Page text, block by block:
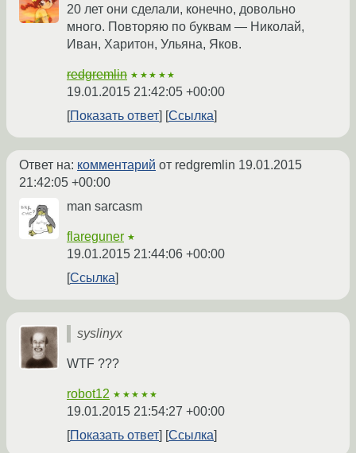
20 лет они сделали, конечно, довольно
много. Повторяю по буквам — Николай,
Иван, Харитон, Ульяна, Яков.
redgremlin ★★★★★
19.01.2015 21:42:05 +00:00
Показать ответ
Ссылка
Ответ на: комментарий от redgremlin 19.01.2015
21:42:05 +00:00
man sarcasm
flareguner ★
19.01.2015 21:44:06 +00:00
Ссылка
syslinyx
WTF ???
robot12 ★★★★★
19.01.2015 21:54:27 +00:00
Показать ответ
Ссылка